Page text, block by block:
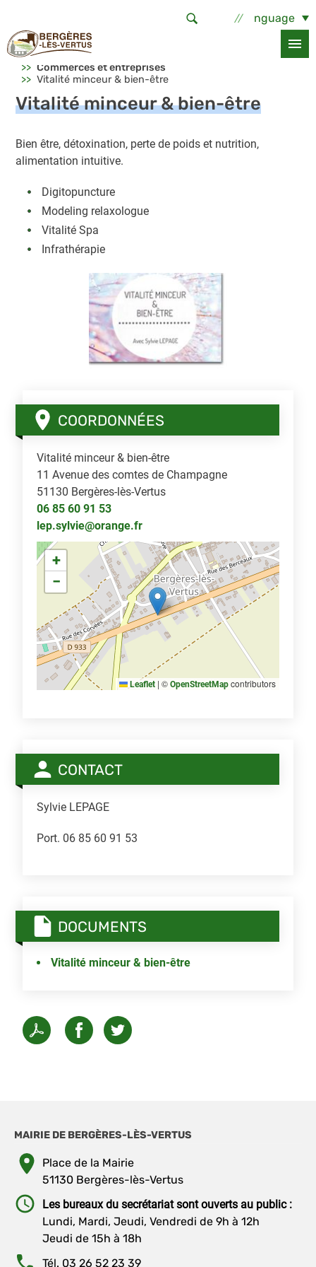
Select Language
Accueil Services et démarches
Economie locale
Commerces et entreprises
Vitalité minceur & bien-être
Vitalité minceur & bien-être
Bien être, détoxination, perte de poids et nutrition,
alimentation intuitive.
Digitopuncture
Modeling relaxologue
Vitalité Spa
Infrathérapie
COORDONNÉES
Vitalité minceur & bien-être
11 Avenue des comtes de Champagne
51130 Bergères-lès-Vertus
06 85 60 91 53
lep.sylvie@orange.fr
+
−
Leaflet | © OpenStreetMapcontributors
CONTACT
Sylvie LEPAGE
Port. 06 85 60 91 53
DOCUMENTS
Vitalité minceur & bien-être
MAIRIE DE BERGÈRES-LÈS-VERTUS
Place de la Mairie
51130 Bergères-lès-Vertus
Les bureaux du secrétariat sont ouverts au public :
Lundi, Mardi, Jeudi, Vendredi de 9h à 12h
Jeudi de 15h à 18h
Tél. 03 26 52 23 39